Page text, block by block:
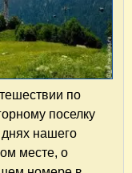
по
поселку
нашего
месте, о